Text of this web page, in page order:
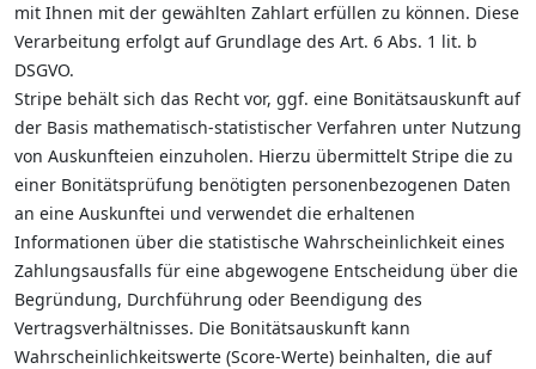
mit Ihnen mit der gewählten Zahlart erfüllen zu können. Diese
Verarbeitung erfolgt auf Grundlage des Art. 6 Abs. 1 lit. b
DSGVO.
Stripe behält sich das Recht vor, ggf. eine Bonitätsauskunft auf
der Basis mathematisch-statistischer Verfahren unter Nutzung
von Auskunfteien einzuholen. Hierzu übermittelt Stripe die zu
einer Bonitätsprüfung benötigten personenbezogenen Daten
an eine Auskunftei und verwendet die erhaltenen
Informationen über die statistische Wahrscheinlichkeit eines
Zahlungsausfalls für eine abgewogene Entscheidung über die
Begründung, Durchführung oder Beendigung des
Vertragsverhältnisses. Die Bonitätsauskunft kann
Wahrscheinlichkeitswerte (Score-Werte) beinhalten, die auf